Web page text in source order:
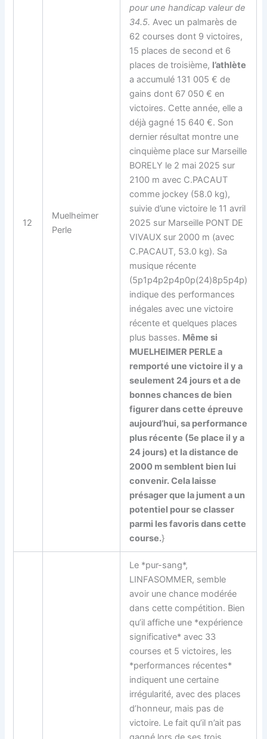
12
Muelheimer
Perle
pour une handicap valeur de
34.5. Avec un palmarès de
62 courses dont 9 victoires,
15 places de second et 6
places de troisième, l’athlète
a accumulé 131 005 € de
gains dont 67 050 € en
victoires. Cette année, elle a
déjà gagné 15 640 €. Son
dernier résultat montre une
cinquième place sur Marseille
BORELY le 2 mai 2025 sur
2100 m avec C.PACAUT
comme jockey (58.0 kg),
suivie d’une victoire le 11 avril
2025 sur Marseille PONT DE
VIVAUX sur 2000 m (avec
C.PACAUT, 53.0 kg). Sa
musique récente
(5p1p4p2p4p0p(24)8p5p4p)
indique des performances
inégales avec une victoire
récente et quelques places
plus basses. Même si
MUELHEIMER PERLE a
remporté une victoire il y a
seulement 24 jours et a de
bonnes chances de bien
figurer dans cette épreuve
aujourd’hui, sa performance
plus récente (5e place il y a
24 jours) et la distance de
2000 m semblent bien lui
convenir. Cela laisse
présager que la jument a un
potentiel pour se classer
parmi les favoris dans cette
course.}
Le *pur-sang*,
LINFASOMMER, semble
avoir une chance modérée
dans cette compétition. Bien
qu’il affiche une *expérience
significative* avec 33
courses et 5 victoires, les
*performances récentes*
indiquent une certaine
irrégularité, avec des places
d’honneur, mais pas de
victoire. Le fait qu’il n’ait pas